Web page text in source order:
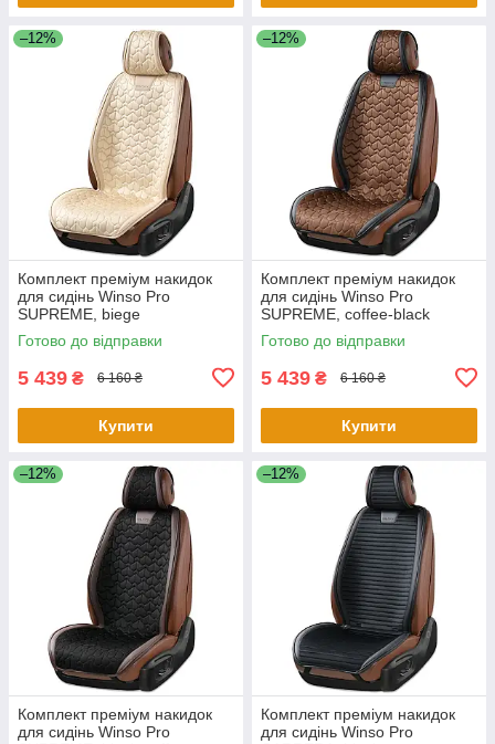
–12%
Комплект преміум накидок
для сидінь Winso Pro
SUPREME, biege
Готово до відправки
5 439 ₴ 6 160 ₴
Купити
–12%
Комплект преміум накидок
для сидінь Winso Pro
SUPREME, coffee-black
Готово до відправки
5 439 ₴ 6 160 ₴
Купити
–12%
Комплект преміум накидок
для сидінь Winso Pro
–12%
Комплект преміум накидок
для сидінь Winso Pro